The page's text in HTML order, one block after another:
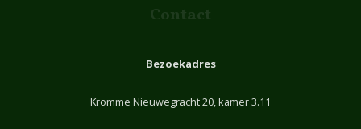
Contact
Bezoekadres
Kromme Nieuwegracht 20, kamer 3.11